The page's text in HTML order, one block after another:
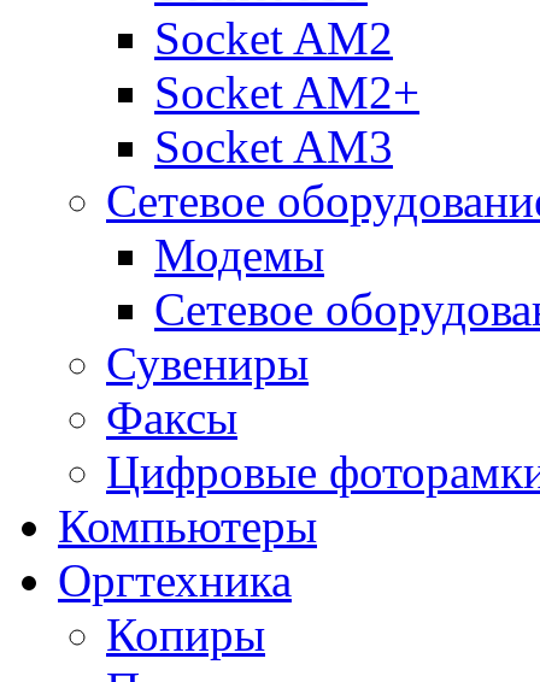
Socket AM2
Socket AM2+
Socket AM3
Сетевое
Модемы
Сетевое
Сувениры
Факсы
Цифровые
Компьютеры
Оргтехника
Копиры